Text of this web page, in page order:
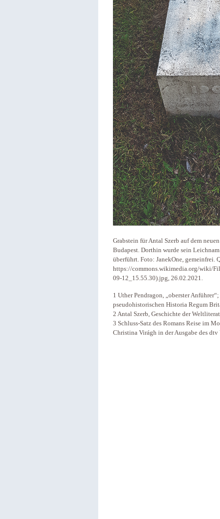
Grabstein für Antal Szerb auf dem
Budapest. Dorthin wurde sein
überführt. Foto: JanekOne, gemeinfrei.
https://commons.wikimedia.org/wiki/
09-12_15.55.30).jpg, 26.02.2021.
1 Uther Pendragon, „oberster
pseudohistorischen Historia Regum
2 Antal Szerb, Geschichte der
3 Schluss-Satz des Romans Reise im
Christina Virágh in der Ausgabe des